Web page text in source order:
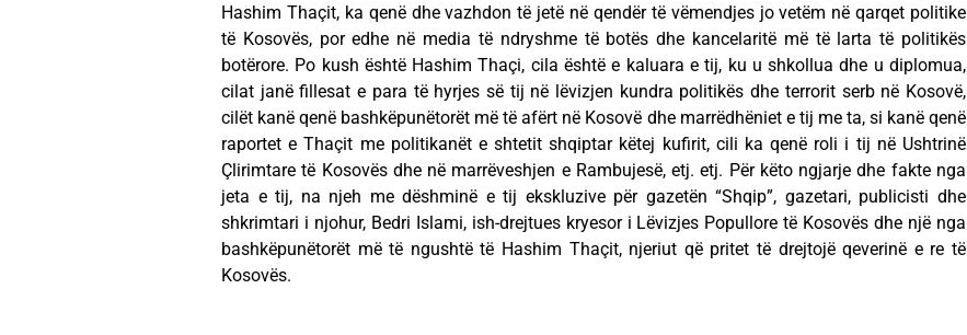
Hashim Thaçit, ka qenë dhe vazhdon të jetë në qendër të vëmendjes jo vetëm në qarqet politike
të Kosovës, por edhe në media të ndryshme të botës dhe kancelaritë më të larta të politikës
botërore. Po kush është Hashim Thaçi, cila është e kaluara e tij, ku u shkollua dhe u diplomua,
cilat janë fillesat e para të hyrjes së tij në lëvizjen kundra politikës dhe terrorit serb në Kosovë,
cilët kanë qenë bashkëpunëtorët më të afërt në Kosovë dhe marrëdhëniet e tij me ta, si kanë qenë
raportet e Thaçit me politikanët e shtetit shqiptar këtej kufirit, cili ka qenë roli i tij në Ushtrinë
Çlirimtare të Kosovës dhe në marrëveshjen e Rambujesë, etj. etj. Për këto ngjarje dhe fakte nga
jeta e tij, na njeh me dëshminë e tij ekskluzive për gazetën “Shqip”, gazetari, publicisti dhe
shkrimtari i njohur, Bedri Islami, ish-drejtues kryesor i Lëvizjes Popullore të Kosovës dhe një nga
bashkëpunëtorët më të ngushtë të Hashim Thaçit, njeriut që pritet të drejtojë qeverinë e re të
Kosovës.